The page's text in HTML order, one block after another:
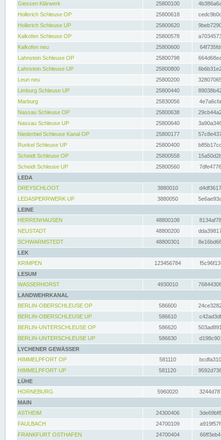
Giessen Klärwerk
25800100
Hollerich Schleuse OP
25800618
Hollerich Schleuse UP
25800620
Kalkofen Schleuse OP
25800578
Kalkofen neu
25800600
Lahnstein Schleuse OP
25800798
Lahnstein Schleuse UP
25800800
Leun neu
25800200
Limburg Schleuse UP
25800440
Marburg
25830056
Nassau Schleuse OP
25800638
Nassau Schleuse UP
25800640
Niederbiel Schleuse Kanal OP
25800177
Runkel Schleuse UP
25800400
Scheidt Schleuse OP
25800558
Scheidt Schleuse UP
25800560
LEDA
DREYSCHLOOT
3880010
LEDASPERRWERK UP
3880050
LEINE
HERRENHAUSEN
48800108
NEUSTADT
48800200
SCHWARMSTEDT
48800301
LEK
KRIMPEN
123456784
LESUM
WASSERHORST
4930010
LANDWEHRKANAL
BERLIN-OBERSCHLEUSE OP
586600
BERLIN-OBERSCHLEUSE UP
586610
BERLIN-UNTERSCHLEUSE OP
586620
BERLIN-UNTERSCHLEUSE UP
586630
LYCHENER GEWÄSSER
HIMMELPFORT OP
581110
HIMMELPFORT UP
581120
LÜHE
HORNEBURG
5960020
MAIN
ASTHEIM
24300406
FAULBACH
24700109
FRANKFURT OSTHAFEN
24700404